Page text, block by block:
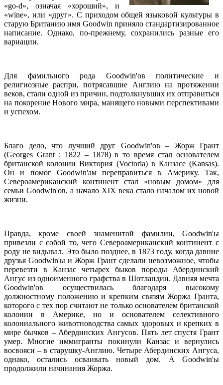
«go-d», означая «хороший», и
«wine», или «друг». С приходом общей языковой культуры в
старую Британию имя Goodwin приняло стандартизированное
написание. Однако, по-прежнему, сохранились разные его
вариации.
Для фамильного рода Goodwin'ов политические и
религиозные распри, потрясавшие Англию на протяжении
веков, стали одной из причин, подтолкнувших их отправиться
на покорение Нового мира, манящего новыми перспективами
и успехом.
Благо дело, что лучший друг Goodwin'ов – Жорж Грант
(Georges Grant : 1822 – 1878) в то время стал основателем
британской колонии Виктория (Voctoria) в Канзасе (Kansas).
Он и помог Goodwin'ам переправиться в Америку. Так,
Североамериканский континент стал «новым домом» для
семьи Goodwin'ов, а начало XIХ века стало началом их новой
жизни.
Правда, кроме своей знаменитой фамилии, Goodwin'ы
привезли с собой то, чего Североамериканский континент с
роду не видывал. Это было позднее, в 1873 году, когда давние
друзья Goodwin'ы и Жорж Грант сделали невозможное, чтобы
перевезти в Канзас четырех быков породы Абердинский
Ангус из одноименного графства в Шотландии. Давняя мечта
Goodwin'ов осуществилась благодаря высокому
должностному положению и крепким связям Жоржа Гранта,
которого с тех пор считают не только основателем британской
колонии в Америке, но и основателем селективного
колониального животноводства самых здоровых и крепких в
мире бычков – Абердинских Ангусов. Пять лет спустя Грант
умер. Многие иммигранты покинули Канзас и вернулись
восвояси – в старушку-Англию. Четыре Абердинских Ангуса,
однако, остались осваивать новый дом. А Goodwin'ы
продолжили начинания Жоржа.